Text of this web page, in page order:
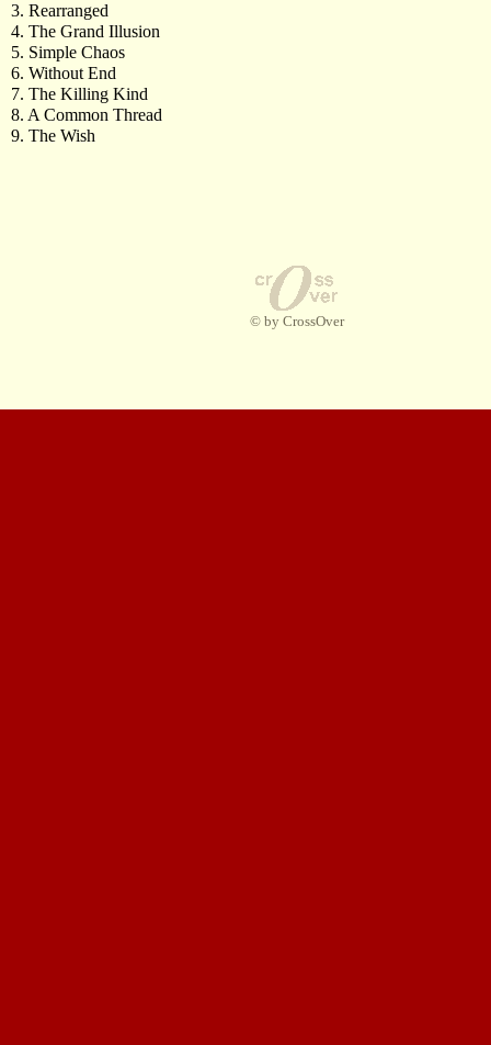
3. Rearranged
4. The Grand Illusion
5. Simple Chaos
6. Without End
7. The Killing Kind
8. A Common Thread
9. The Wish
© by CrossOver